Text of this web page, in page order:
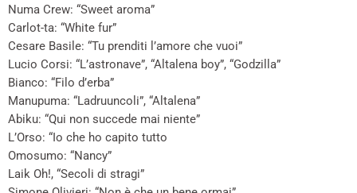
Numa Crew: “Sweet aroma”
Carlot-ta: “White fur”
Cesare Basile: “Tu prenditi l’amore che vuoi”
Lucio Corsi: “L’astronave”, “Altalena boy”, “Godzilla”
Bianco: “Filo d’erba”
Manupuma: “Ladruuncoli”, “Altalena”
Abiku: “Qui non succede mai niente”
L’Orso: “Io che ho capito tutto
Omosumo: “Nancy”
Laik Oh!, “Secoli di stragi”